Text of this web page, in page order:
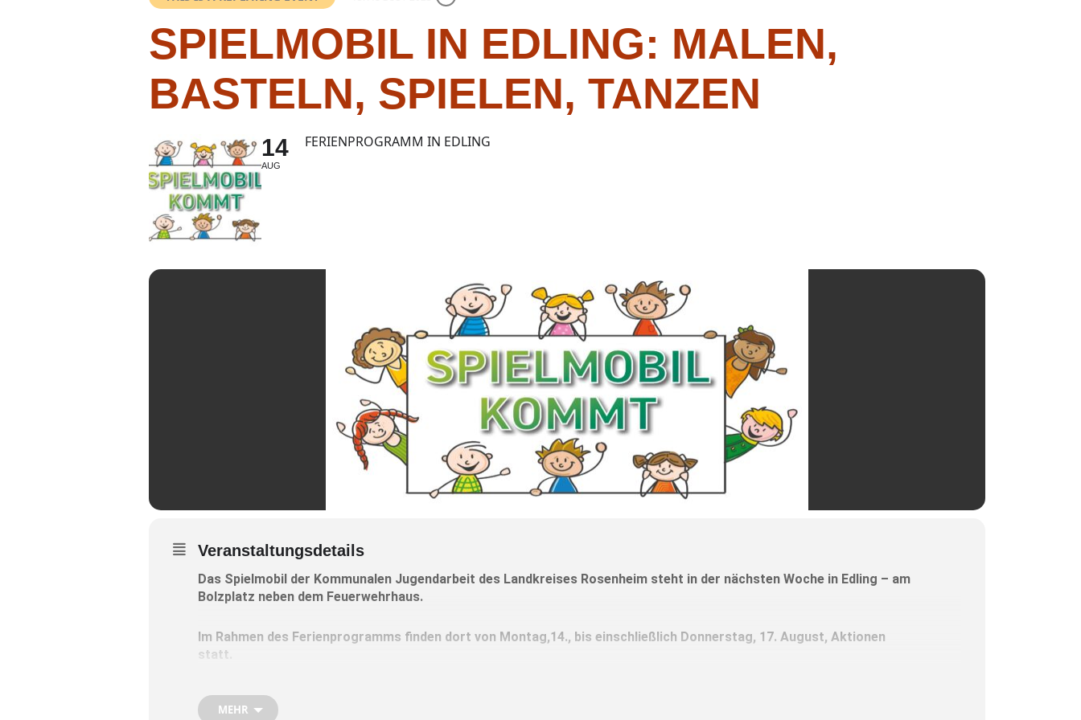
SPIELMOBIL IN EDLING: MALEN,
BASTELN, SPIELEN, TANZEN
14
AUG
FERIENPROGRAMM IN EDLING
Veranstaltungsdetails
Das Spielmobil der Kommunalen Jugendarbeit des Landkreises Rosenheim steht in der nächsten Woche in Edling – am
Bolzplatz neben dem Feuerwehrhaus.
Im Rahmen des Ferienprogramms finden dort von Montag,14., bis einschließlich Donnerstag, 17. August, Aktionen
statt.
Das Spielmobil ist ein offenes sowie kostenloses Angebot der Spielanimation. Vor Ort werden Kinder ab fünf Jahren
zum Spielen, Basteln, Singen und Theaterspielen motiviert – unter einem bestimmten Motto.
MEHR